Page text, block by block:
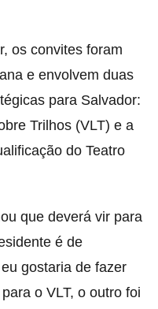
os convites foram
e envolvem duas
para Salvador:
Trilhos (VLT) e a
do Teatro
que deverá vir para
é de
gostaria de fazer
o VLT, o outro foi